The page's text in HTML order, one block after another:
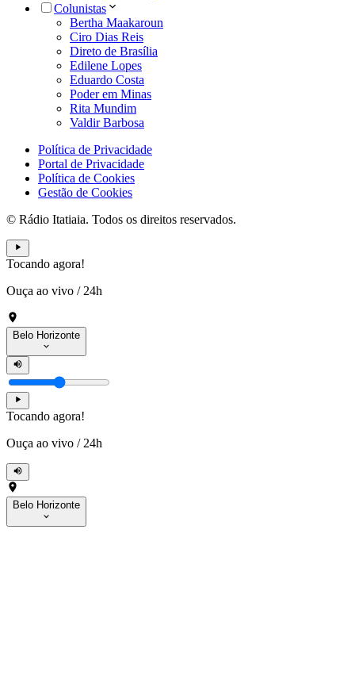
Colunistas
Bertha Maakaroun
Ciro Dias Reis
Direto de Brasília
Edilene Lopes
Eduardo Costa
Poder em Minas
Rita Mundim
Valdir Barbosa
Política de Privacidade
Portal de Privacidade
Política de Cookies
Gestão de Cookies
© Rádio Itatiaia. Todos os direitos reservados.
Tocando agora!
Ouça ao vivo / 24h
Belo Horizonte
Tocando agora!
Ouça ao vivo / 24h
Belo Horizonte